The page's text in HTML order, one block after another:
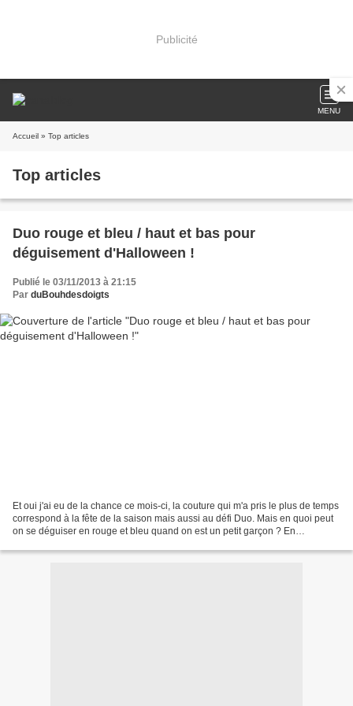
Publicité
MENU
Accueil » Top articles
Top articles
Duo rouge et bleu / haut et bas pour
déguisement d'Halloween !
Publié le 03/11/2013 à 21:15
Par duBouhdesdoigts
Et oui j'ai eu de la chance ce mois-ci, la couture qui m'a pris le plus de temps
correspond à la fête de la saison mais aussi au défi Duo. Mais en quoi peut
on se déguiser en rouge et bleu quand on est un petit garçon ? En